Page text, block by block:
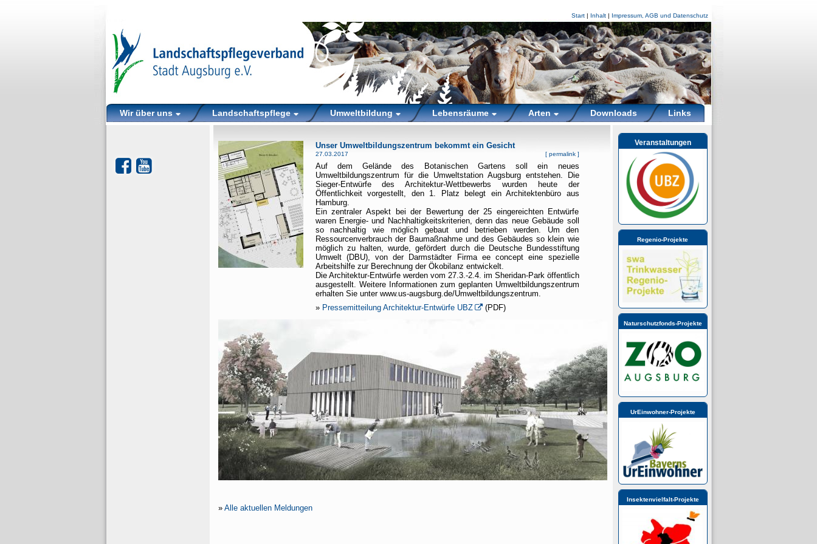
Start| Inhalt| Impressum, AGB und Datenschutz
Wir über uns Landschaftspflege Umweltbildung Lebensräume Arten Downloads Links
Unser Umweltbildungszentrum bekommt ein Gesicht
[ permalink]
27.03.2017
Auf dem Gelände des Botanischen Gartens soll ein neues
Umweltbildungszentrum für die Umweltstation Augsburg entstehen. Die
Sieger-Entwürfe des Architektur-Wettbewerbs wurden heute der
Öffentlichkeit vorgestellt, den 1. Platz belegt ein Architektenbüro aus
Hamburg.
Ein zentraler Aspekt bei der Bewertung der 25 eingereichten Entwürfe
waren Energie- und Nachhaltigkeitskriterien, denn das neue Gebäude soll
so nachhaltig wie möglich gebaut und betrieben werden. Um den
Ressourcenverbrauch der Baumaßnahme und des Gebäudes so klein wie
möglich zu halten, wurde, gefördert durch die Deutsche Bundesstiftung
Umwelt (DBU), von der Darmstädter Firma ee concept eine spezielle
Arbeitshilfe zur Berechnung der Ökobilanz entwickelt.
Die Architektur-Entwürfe werden vom 27.3.-2.4. im Sheridan-Park öffentlich
ausgestellt. Weitere Informationen zum geplanten Umweltbildungszentrum
erhalten Sie unter www.us-augsburg.de/Umweltbildungszentrum.
» Pressemitteilung Architektur-Entwürfe UBZ (PDF)
» Alle aktuellen Meldungen
Veranstaltungen
Regenio-Projekte
Naturschutzfonds-Projekte
UrEinwohner-Projekte
Insektenvielfalt-Projekte